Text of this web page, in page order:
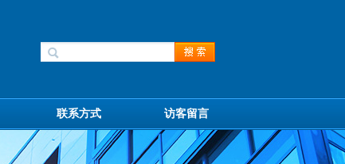
联系方式 访客留言